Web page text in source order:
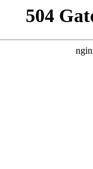
504